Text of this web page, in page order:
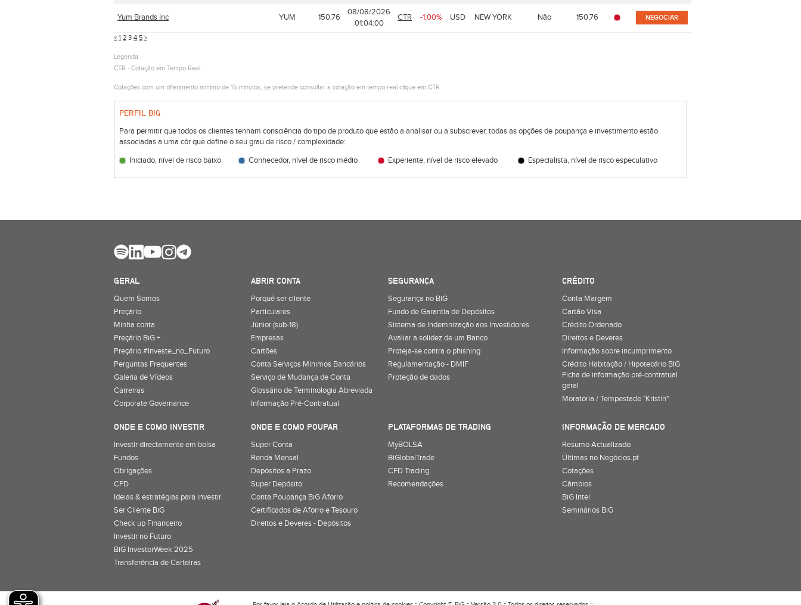
Yum Brands Inc YUM 150,76
08/08/2026
01:04:00
CTR -1,00% USD NEW YORK Não 150,76 NEGOCIAR
< 1 2 3 4 5 >
Legenda:
CTR - Cotação em Tempo Real
Cotações com um diferimento mínimo de 15 minutos, se pretende consultar a cotação em tempo real clique em CTR
PERFIL BIG
Para permitir que todos os clientes tenham consciência do tipo de produto que estão a analisar ou a subscrever, todas as opções de poupança e investimento estão
associadas a uma côr que define o seu grau de risco / complexidade:
Iniciado, nível de risco baixo
Conhecedor, nível de risco médio Experiente, nível de risco elevado Especialista, nível de risco especulativo
GERAL
Quem Somos
Preçário
Minha conta
Preçário BiG +
Preçário #Investe_no_Futuro
Perguntas Frequentes
Galeria de Vídeos
Carreiras
Corporate Governance
ABRIR CONTA
Porquê ser cliente
Particulares
Júnior (sub-18)
Empresas
Cartões
Conta Serviços Mínimos Bancários
Serviço de Mudança de Conta
Glossário de Terminologia Abreviada
Informação Pré-Contratual
SEGURANÇA
Segurança no BiG
Fundo de Garantia de Depósitos
Sistema de Indemnização aos Investidores
Avaliar a solidez de um Banco
Proteja-se contra o phishing
Regulamentação - DMIF
Proteção de dados
CRÉDITO
Conta Margem
Cartão Visa
Crédito Ordenado
Direitos e Deveres
Informação sobre incumprimento
Crédito Habitação / Hipotecário BIG
Ficha de informação pré-contratual
geral
Moratória / Tempestade "Kristin"
ONDE E COMO INVESTIR
Investir directamente em bolsa
Fundos
Obrigações
CFD
Ideias & estratégias para investir
Ser Cliente BiG
Check up Financeiro
Investir no Futuro
BiG InvestorWeek 2025;
Transferência de Carteiras;
ONDE E COMO POUPAR
Super Conta
Renda Mensal
Depósitos a Prazo
Super Depósito
Conta Poupança BiG Aforro
Certificados de Aforro e Tesouro
Direitos e Deveres - Depósitos
PLATAFORMAS DE TRADING
MyBOLSA
BiGlobalTrade
CFD Trading
Recomendações
INFORMAÇÃO DE MERCADO
Resumo Actualizado
Últimas no Negócios.pt
Cotações
Câmbios
BiG Intel
Seminários BiG